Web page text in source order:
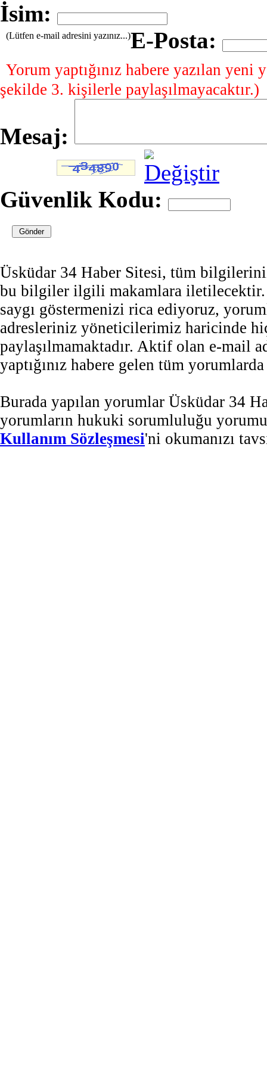
İsim:
E-Posta:
(Lütfen e-mail adresini yazınız...)
Yorum yaptığınız habere yazılan
şekilde 3. kişilerle paylaşılmayacaktır.)
Mesaj:
Güvenlik Kodu:
Üsküdar 34 Haber Sitesi, tüm
bu bilgiler ilgili makamlara iletilecektir.
saygı göstermenizi rica ediyoruz,
adresleriniz yöneticilerimiz haricinde
paylaşılmamaktadır. Aktif olan e-mail
yaptığınız habere gelen tüm
Burada yapılan yorumlar Üsküdar 34
yorumların hukuki sorumluluğu
Kullanım Sözleşmesi'ni okumanızı